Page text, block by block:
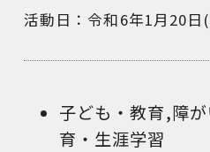
活動日：令和6年1月20
子ども・教育,障
育・生涯学習